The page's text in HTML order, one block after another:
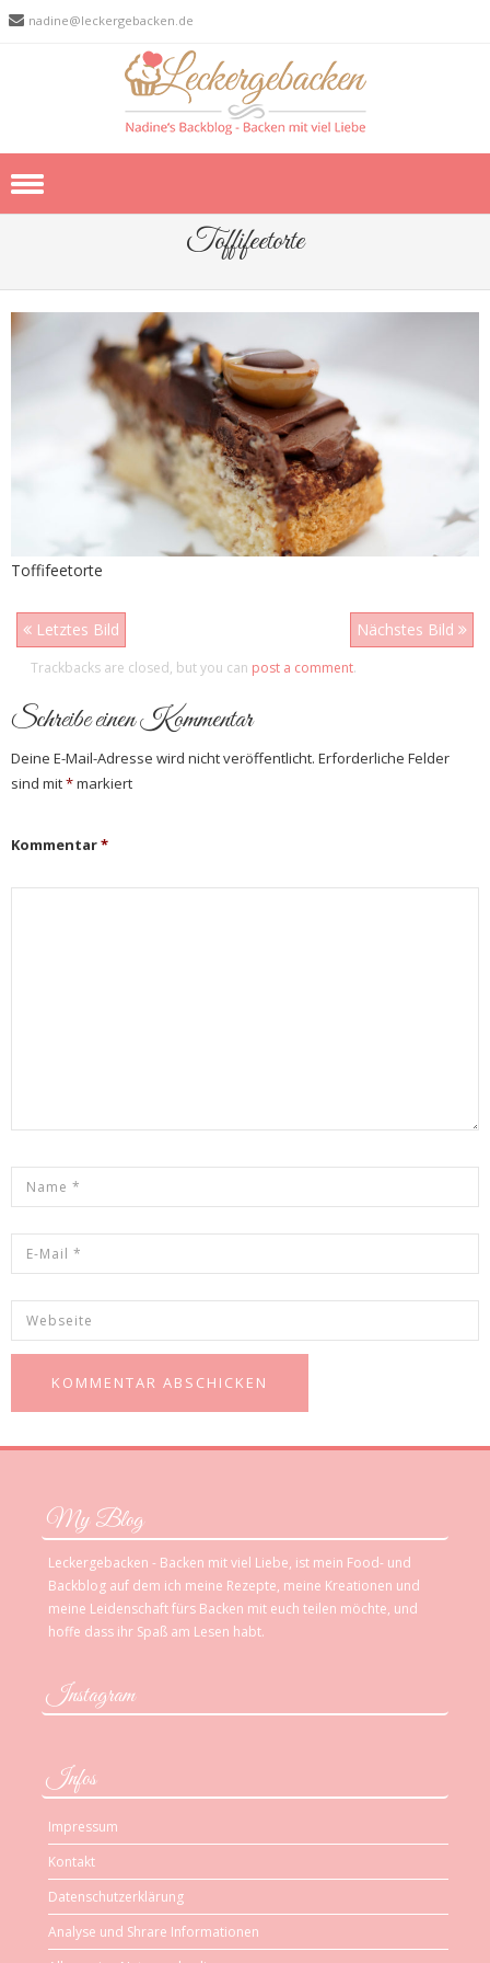
nadine@leckergebacken.de
Toffifeetorte
Toffifeetorte
Letztes Bild Nächstes Bild
Trackbacks are closed, but you can post a comment.
Schreibe einen Kommentar
Deine E-Mail-Adresse wird nicht veröffentlicht. Erforderliche Felder
sind mit*markiert
Kommentar*
My Blog
Leckergebacken - Backen mit viel Liebe, ist mein Food- und
Backblog auf dem ich meine Rezepte, meine Kreationen und
meine Leidenschaft fürs Backen mit euch teilen möchte, und
hoffe dass ihr Spaß am Lesen habt.
Instagram
Infos
Impressum
Kontakt
Datenschutzerklärung
Analyse und Shrare Informationen